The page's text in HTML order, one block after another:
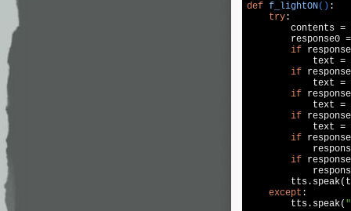
def f_lightON() :
try:
contents =
response0
if
            text =
if
            text =
if
            text =
if
            text =
if
if
except :
        tts.speak(